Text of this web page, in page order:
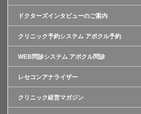
ドクターズインタビューのご案内
クリニック予約システム アポクル予約
WEB問診システム アポクル問診
レセコンアナライザー
クリニック経営マガジン